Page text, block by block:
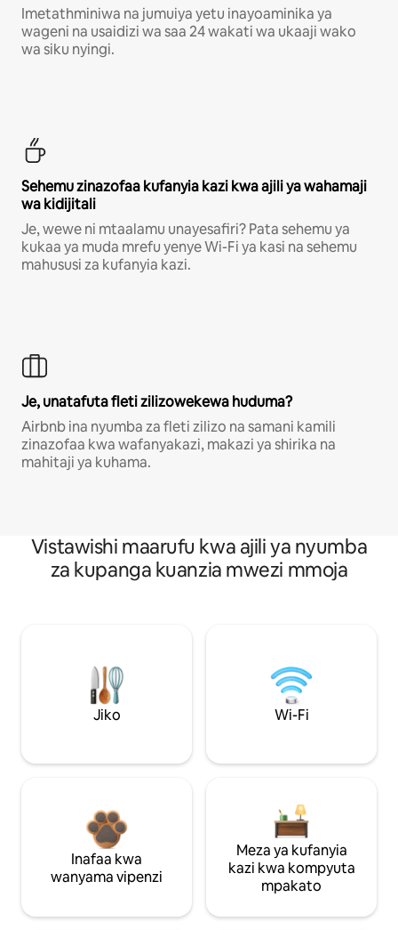
Imetathminiwa na jumuiya yetu inayoaminika ya
wageni na usaidizi wa saa 24 wakati wa ukaaji wako
wa siku nyingi.
Sehemu zinazofaa kufanyia kazi kwa ajili ya wahamaji
wa kidijitali
Je, wewe ni mtaalamu unayesafiri? Pata sehemu ya
kukaa ya muda mrefu yenye Wi-Fi ya kasi na sehemu
mahususi za kufanyia kazi.
Je, unatafuta fleti zilizowekewa huduma?
Airbnb ina nyumba za fleti zilizo na samani kamili
zinazofaa kwa wafanyakazi, makazi ya shirika na
mahitaji ya kuhama.
Vistawishi maarufu kwa ajili ya nyumba
za kupanga kuanzia mwezi mmoja
Jiko Wi-Fi
Inafaa kwa
wanyama vipenzi
Meza ya kufanyia
kazi kwa kompyuta
mpakato